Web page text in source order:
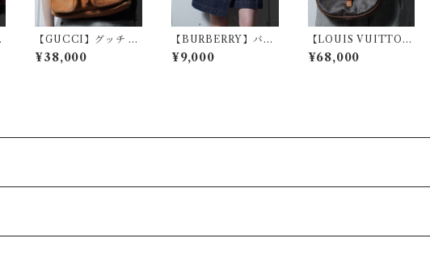
【GUCCI】グッチ バ
ンブースエードバック
パック camel
¥38,000
【BURBERRY】バー
バリー デニムラップス
カート indigo
¥9,000
【LOUIS VUITTO
N】ルイヴィトン ジュ
ヌフィーユ GM モノ
¥68,000